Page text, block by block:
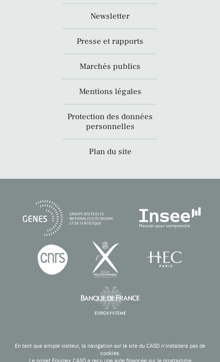
Newsletter
Presse et rapports
Marchés publics
Mentions légales
Protection des données
personnelles
Plan du site
En tant que simple visiteur, la navigation sur le site du CASD n'installera pas de
cookies.
Le projet Equipex CASD a reçu une aide financée sur le programme